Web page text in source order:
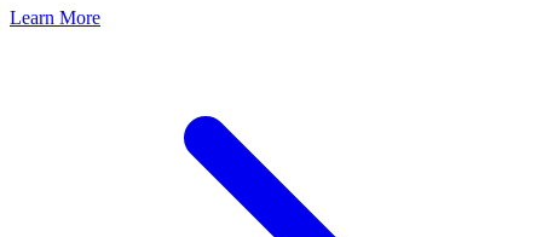
Learn More